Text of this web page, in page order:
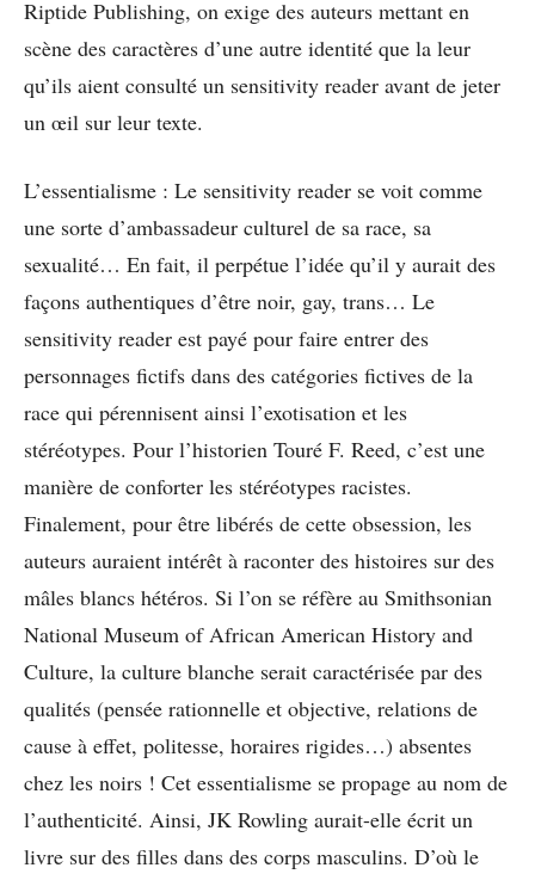
Riptide Publishing, on exige des auteurs mettant en
scène des caractères d’une autre identité que la leur
qu’ils aient consulté un sensitivity reader avant de jeter
un œil sur leur texte.
L’essentialisme : Le sensitivity reader se voit comme
une sorte d’ambassadeur culturel de sa race, sa
sexualité… En fait, il perpétue l’idée qu’il y aurait des
façons authentiques d’être noir, gay, trans… Le
sensitivity reader est payé pour faire entrer des
personnages fictifs dans des catégories fictives de la
race qui pérennisent ainsi l’exotisation et les
stéréotypes. Pour l’historien Touré F. Reed, c’est une
manière de conforter les stéréotypes racistes.
Finalement, pour être libérés de cette obsession, les
auteurs auraient intérêt à raconter des histoires sur des
mâles blancs hétéros. Si l’on se réfère au Smithsonian
National Museum of African American History and
Culture, la culture blanche serait caractérisée par des
qualités (pensée rationnelle et objective, relations de
cause à effet, politesse, horaires rigides…) absentes
chez les noirs ! Cet essentialisme se propage au nom de
l’authenticité. Ainsi, JK Rowling aurait-elle écrit un
livre sur des filles dans des corps masculins. D’où le